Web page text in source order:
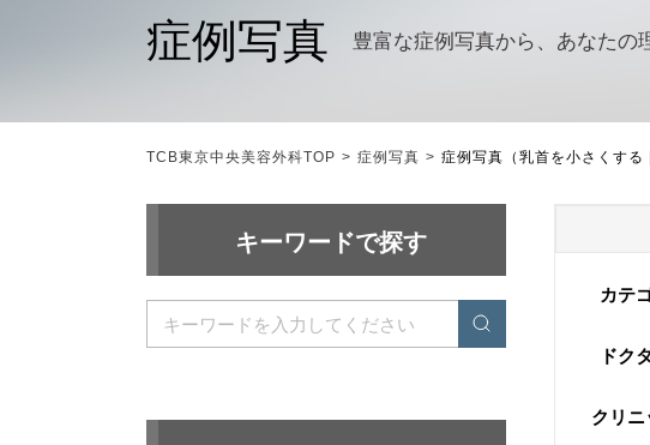
症例写真 豊富な症例写真から、 あなたの
TCB東京中央美容外科TOP > 症例写真 > 症例写真（乳首を小さくする
キーワードで探す
カテ
ドク
クリニ